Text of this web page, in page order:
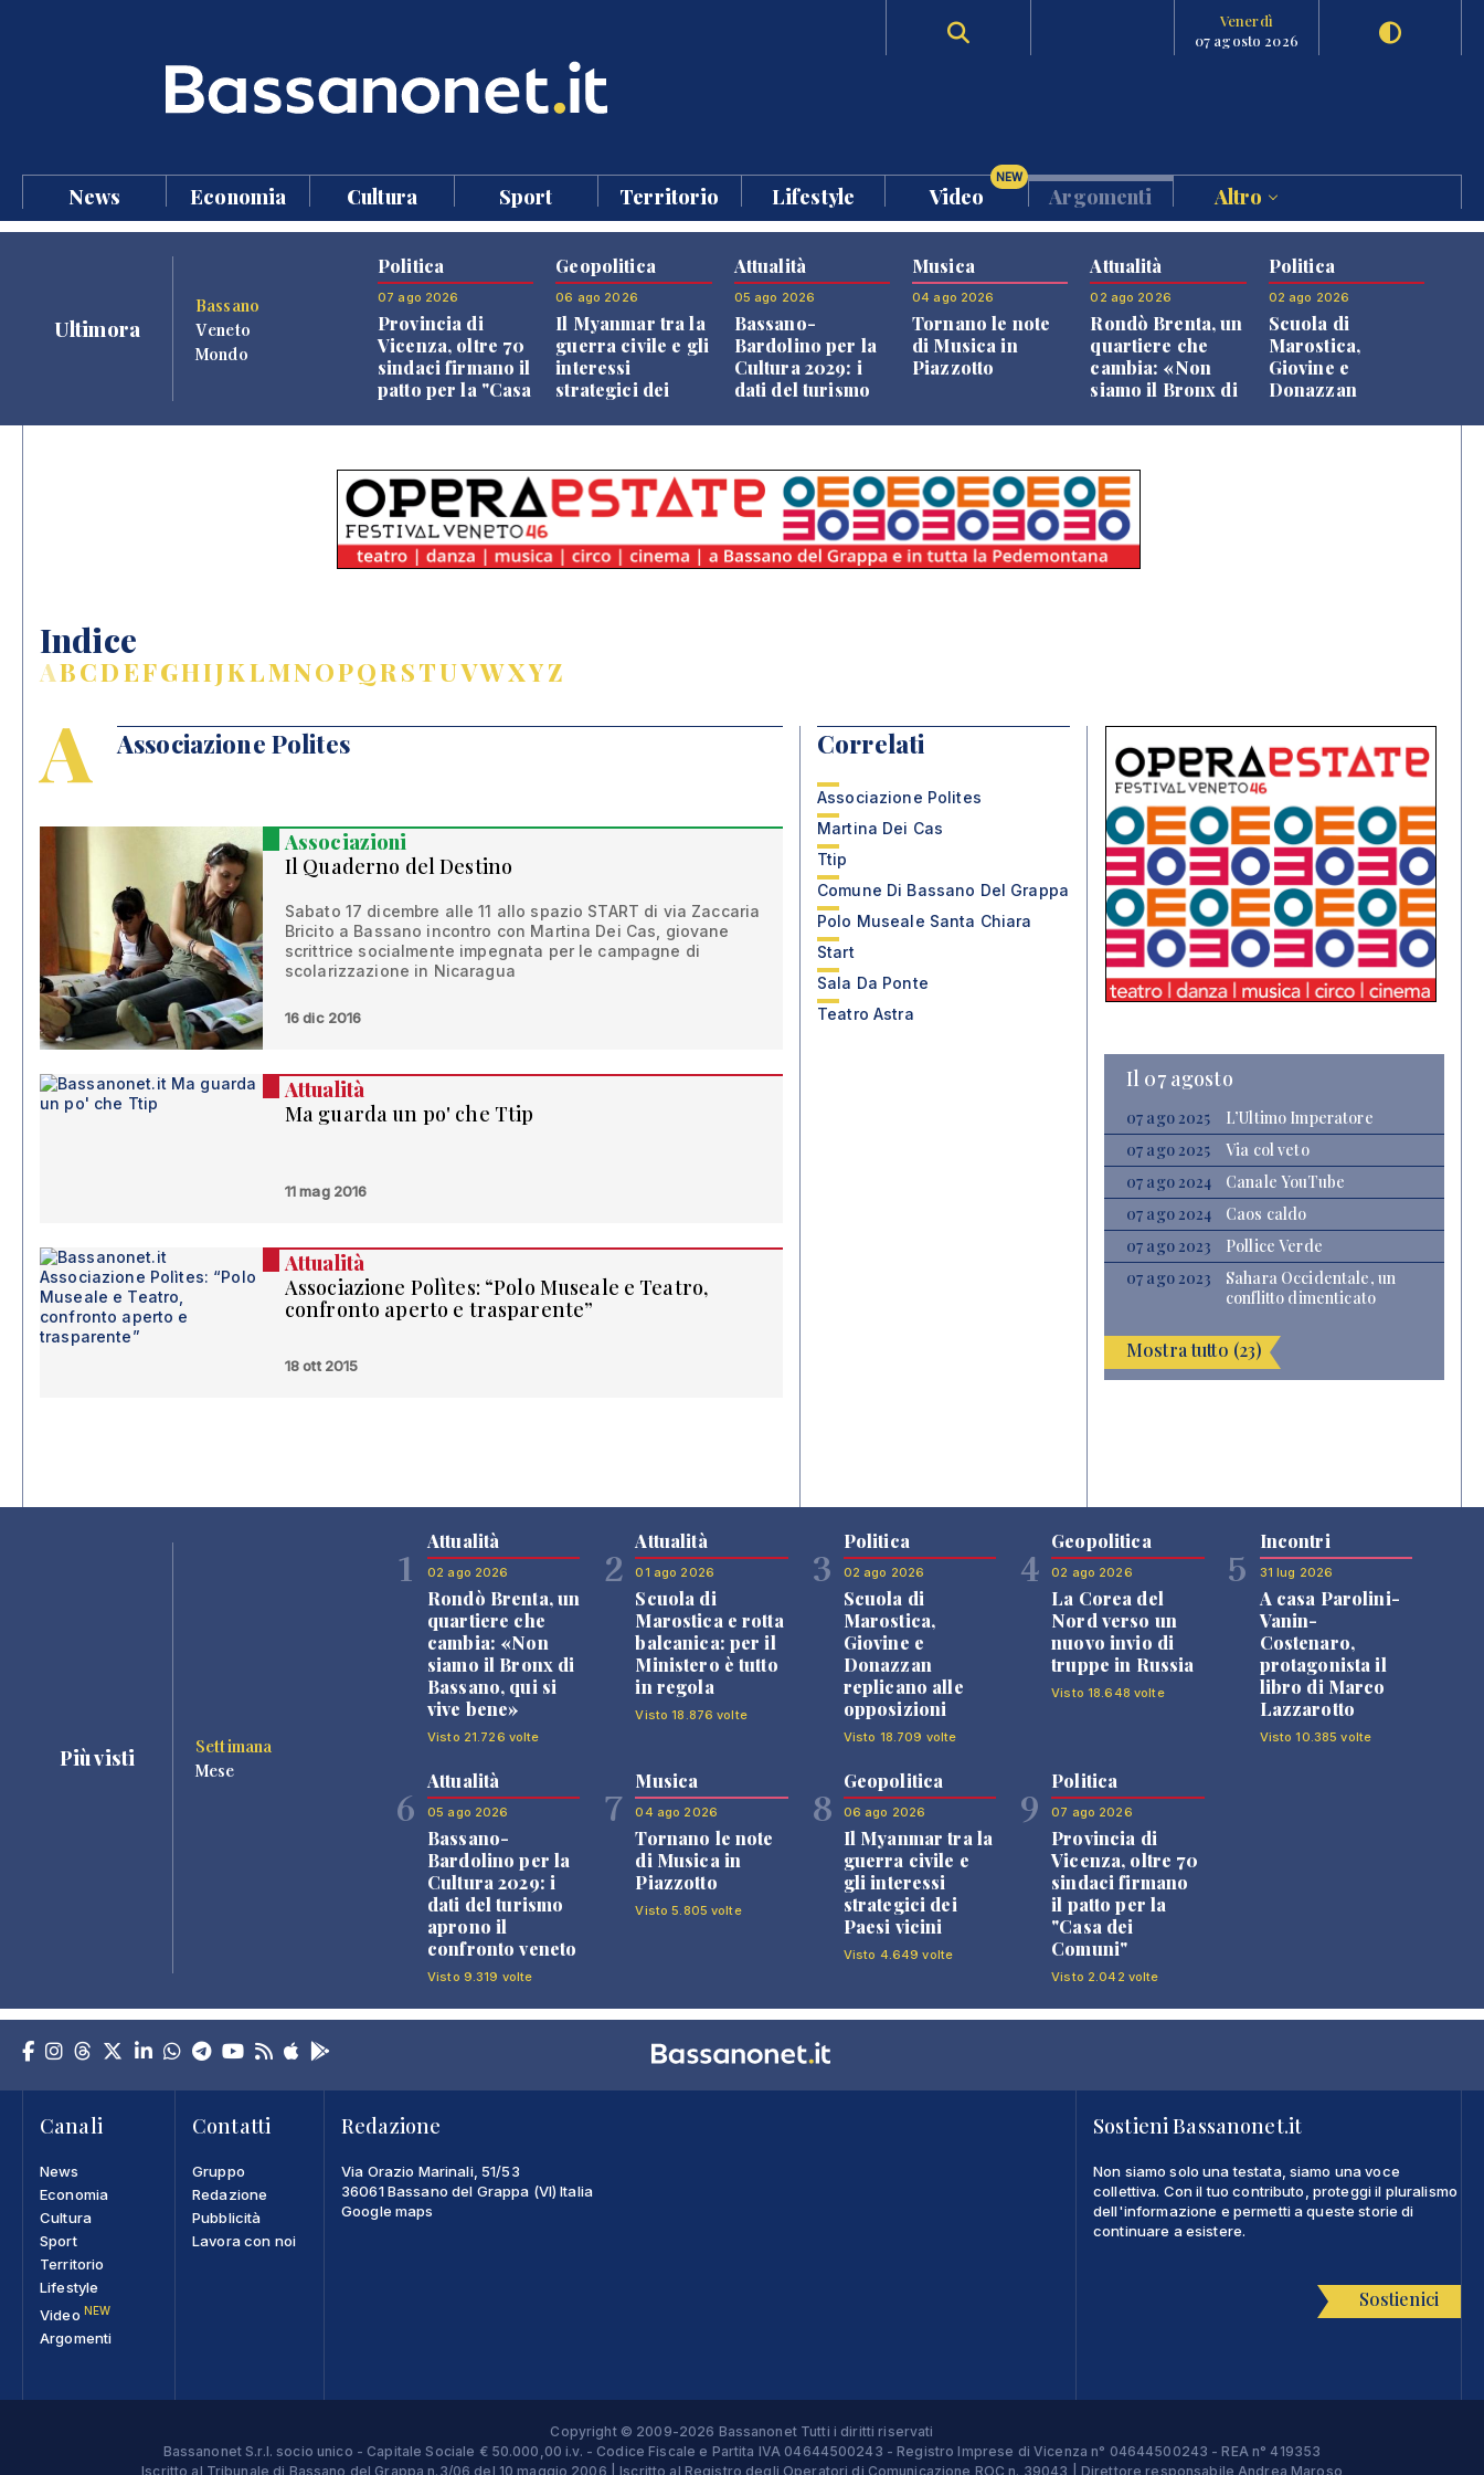
Venerdì
07 agosto 2026
News Economia Cultura Sport Territorio Lifestyle Video
NEW
Argomenti Altro
Ultimora
Bassano
Veneto
Mondo
Politica
07 ago 2026
Provincia di
Vicenza, oltre 70
sindaci firmano il
patto per la "Casa
Geopolitica
06 ago 2026
Il Myanmar tra la
guerra civile e gli
interessi
strategici dei
Attualità
05 ago 2026
Bassano-
Bardolino per la
Cultura 2029: i
dati del turismo
Musica
04 ago 2026
Tornano le note
di Musica in
Piazzotto
Attualità
02 ago 2026
Rondò Brenta, un
quartiere che
cambia: «Non
siamo il Bronx di
Politica
02 ago 2026
Scuola di
Marostica,
Giovine e
Donazzan
Indice
ABCDEFGHIJKLMNOPQRSTUVWXYZ
A Associazione Polites
Associazioni
Il Quaderno del Destino
Sabato 17 dicembre alle 11 allo spazio START di via Zaccaria
Bricito a Bassano incontro con Martina Dei Cas, giovane
scrittrice socialmente impegnata per le campagne di
scolarizzazione in Nicaragua
16 dic 2016
Attualità
Ma guarda un po' che Ttip
11 mag 2016
Attualità
Associazione Polìtes: “Polo Museale e Teatro,
confronto aperto e trasparente”
18 ott 2015
Correlati
Associazione Polites
Martina Dei Cas
Ttip
Comune Di Bassano Del Grappa
Polo Museale Santa Chiara
Start
Sala Da Ponte
Teatro Astra
Il 07 agosto
07 ago 2025
L’Ultimo Imperatore
07 ago 2025
Via col veto
07 ago 2024
Canale YouTube
07 ago 2024
Caos caldo
07 ago 2023
Pollice Verde
07 ago 2023
Sahara Occidentale, un
conflitto dimenticato
Mostra tutto (23)
Più visti
Settimana
Mese
1
Attualità
02 ago 2026
Rondò Brenta, un
quartiere che
cambia: «Non
siamo il Bronx di
Bassano, qui si
vive bene»
Visto 21.726 volte
2
Attualità
01 ago 2026
Scuola di
Marostica e rotta
balcanica: per il
Ministero è tutto
in regola
Visto 18.876 volte
3
Politica
02 ago 2026
Scuola di
Marostica,
Giovine e
Donazzan
replicano alle
opposizioni
Visto 18.709 volte
4
Geopolitica
02 ago 2026
La Corea del
Nord verso un
nuovo invio di
truppe in Russia
Visto 18.648 volte
5
Incontri
31 lug 2026
A casa Parolini-
Vanin-
Costenaro,
protagonista il
libro di Marco
Lazzarotto
Visto 10.385 volte
6
Attualità
05 ago 2026
Bassano-
Bardolino per la
Cultura 2029: i
dati del turismo
aprono il
confronto veneto
Visto 9.319 volte
7
Musica
04 ago 2026
Tornano le note
di Musica in
Piazzotto
Visto 5.805 volte
8
Geopolitica
06 ago 2026
Il Myanmar tra la
guerra civile e
gli interessi
strategici dei
Paesi vicini
Visto 4.649 volte
9
Politica
07 ago 2026
Provincia di
Vicenza, oltre 70
sindaci firmano
il patto per la
"Casa dei
Comuni"
Visto 2.042 volte
Canali
News
Economia
Cultura
Sport
Territorio
Lifestyle
Video NEW
Argomenti
Contatti
Gruppo
Redazione
Pubblicità
Lavora con noi
Redazione
Via Orazio Marinali, 51/53
36061 Bassano del Grappa (VI) Italia
Google maps
Sostieni Bassanonet.it
Non siamo solo una testata, siamo una voce
collettiva. Con il tuo contributo, proteggi il pluralismo
dell'informazione e permetti a queste storie di
continuare a esistere.
Sostienici
Copyright © 2009-2026 Bassanonet Tutti i diritti riservati
Bassanonet S.r.l. socio unico - Capitale Sociale € 50.000,00 i.v. - Codice Fiscale e Partita IVA 04644500243 - Registro Imprese di Vicenza n° 04644500243 - REA n° 419353
Iscritto al Tribunale di Bassano del Grappa n.3/06 del 10 maggio 2006 | Iscritto al Registro degli Operatori di Comunicazione ROC n. 39043 | Direttore responsabile Andrea Maroso